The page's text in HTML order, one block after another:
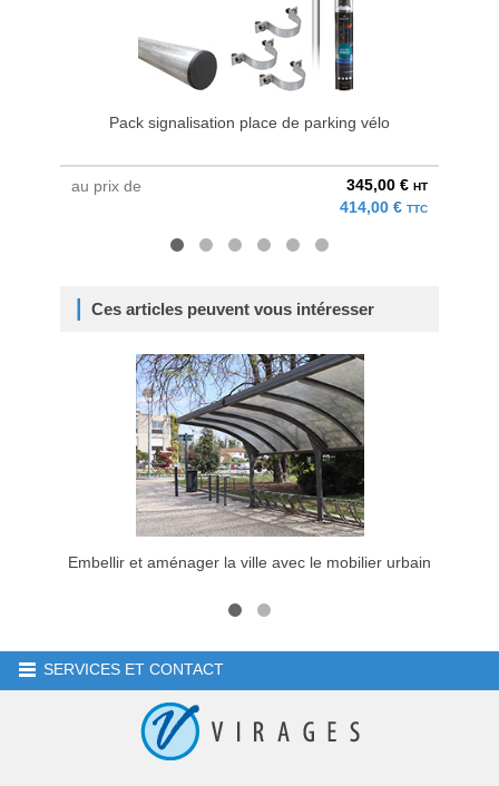
Pack signalisation place de parking vélo
au prix de 345,00 € HT
414,00 € TTC
Ces articles peuvent vous intéresser
Embellir et aménager la ville avec le mobilier urbain
SERVICES ET CONTACT